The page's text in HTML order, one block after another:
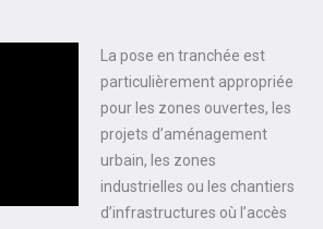
La pose en tranchée est
particulièrement appropriée
pour les zones ouvertes, les
projets d’aménagement
urbain, les zones
industrielles ou les chantiers
d’infrastructures où l’accès